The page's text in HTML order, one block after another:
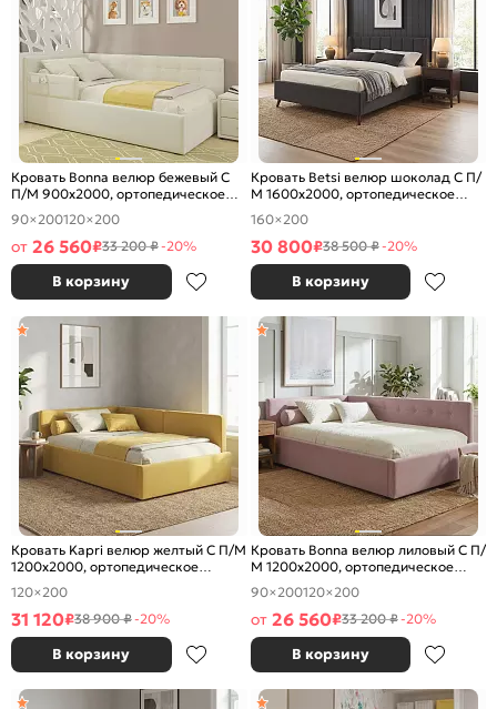
Кровать Bonna велюр бежевый С
П/М 900x2000, ортопедическое
основание, изголовье мягкое
90×200120×200
от 26 560₽33 200 ₽-20%
В корзину
Кровать Betsi велюр шоколад С П/
М 1600x2000, ортопедическое
основание, изголовье мягкое
160×200
30 800₽38 500 ₽-20%
В корзину
Кровать Kapri велюр желтый С П/М
1200x2000, ортопедическое
основание, изголовье мягкое
120×200
31 120₽38 900 ₽-20%
В корзину
Кровать Bonna велюр лиловый С П/
М 1200x2000, ортопедическое
основание, изголовье мягкое
90×200120×200
от 26 560₽33 200 ₽-20%
В корзину